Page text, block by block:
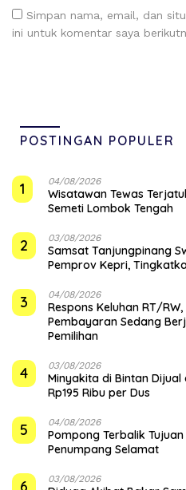
Simpan nama, email, dan
ini untuk komentar saya
POSTINGAN POPULER
1 04/08/2026
Wisatawan Tewas
Semeti Lombok Tengah
2 03/08/2026
Samsat Tanjungpinang
Pemprov Kepri,
3 04/08/2026
‎Respons Keluhan RT/
Pembayaran Sedang
Pemilihan
4 03/08/2026
Minyakita di Bintan Dijual
Rp195 Ribu per Dus
5 04/08/2026
Pompong Terbalik
Penumpang Selamat
03/08/2026